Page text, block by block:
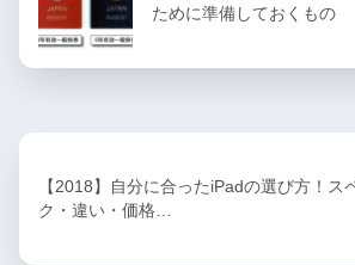
ために準備しておくもの
【2018】自分に合ったiPadの選び方！ス
ク・違い・価格…